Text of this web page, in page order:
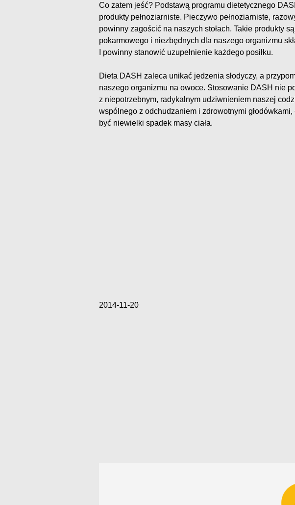
Co zatem jeść? Podstawą programu dietetycznego
produkty pełnoziarniste. Pieczywo pełnoziarniste,
powinny zagościć na naszych stołach. Takie produkty są
pokarmowego i niezbędnych dla naszego organizmu
I powinny stanowić uzupełnienie każdego posiłku.
Dieta DASH zaleca unikać jedzenia słodyczy, a
naszego organizmu na owoce. Stosowanie DASH nie
z niepotrzebnym, radykalnym udziwnieniem naszej
wspólnego z odchudzaniem i zdrowotnymi
być niewielki spadek masy ciała.
2014-11-20